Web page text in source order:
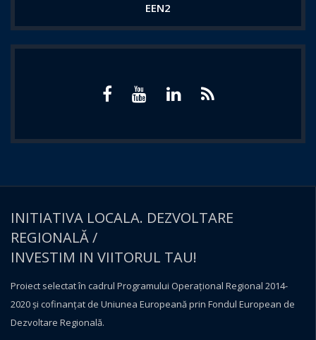
EEN2
INITIATIVA LOCALA. DEZVOLTARE
REGIONALĂ /
INVESTIM IN VIITORUL TAU!
Proiect selectat în cadrul Programului Operațional Regional 2014-
2020 și cofinanțat de Uniunea Europeană prin Fondul European de
Dezvoltare Regională.